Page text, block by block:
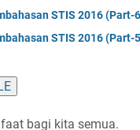
STIS 2016 (Part-
STIS 2016 (Part-
bagi kita semua.